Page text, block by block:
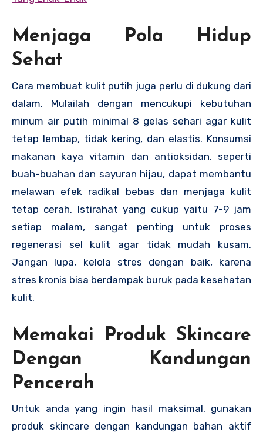
Menjaga Pola Hidup
Sehat
Cara membuat kulit putih juga perlu di dukung dari
dalam. Mulailah dengan mencukupi kebutuhan
minum air putih minimal 8 gelas sehari agar kulit
tetap lembap, tidak kering, dan elastis. Konsumsi
makanan kaya vitamin dan antioksidan, seperti
buah-buahan dan sayuran hijau, dapat membantu
melawan efek radikal bebas dan menjaga kulit
tetap cerah. Istirahat yang cukup yaitu 7-9 jam
setiap malam, sangat penting untuk proses
regenerasi sel kulit agar tidak mudah kusam.
Jangan lupa, kelola stres dengan baik, karena
stres kronis bisa berdampak buruk pada kesehatan
kulit.
Memakai Produk Skincare
Dengan Kandungan
Pencerah
Untuk anda yang ingin hasil maksimal, gunakan
produk skincare dengan kandungan bahan aktif